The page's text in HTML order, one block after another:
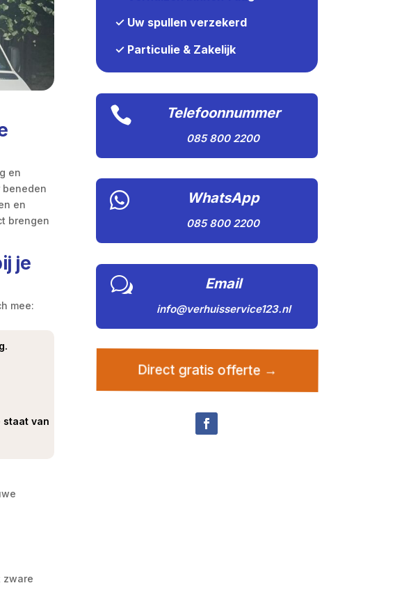
en
en
brengen
je
mee:
staat van
zware
✓ Uw spullen verzekerd
✓ Particulie & Zakelijk
 Telefoonnummer
085 800 2200
 WhatsApp
085 800 2200
w Email
info@verhuisservice123.nl
Direct gratis offerte →